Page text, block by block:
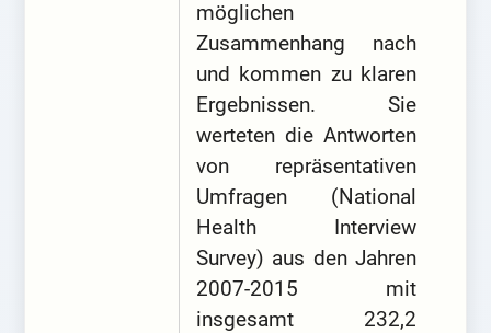
möglichen
Zusammenhang nach
und kommen zu klaren
Ergebnissen. Sie
werteten die Antworten
von repräsentativen
Umfragen (National
Health Interview
Survey) aus den Jahren
2007-2015 mit
insgesamt 232,2